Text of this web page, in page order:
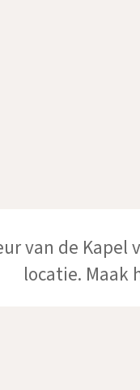
van de Kapel
locatie. Maak